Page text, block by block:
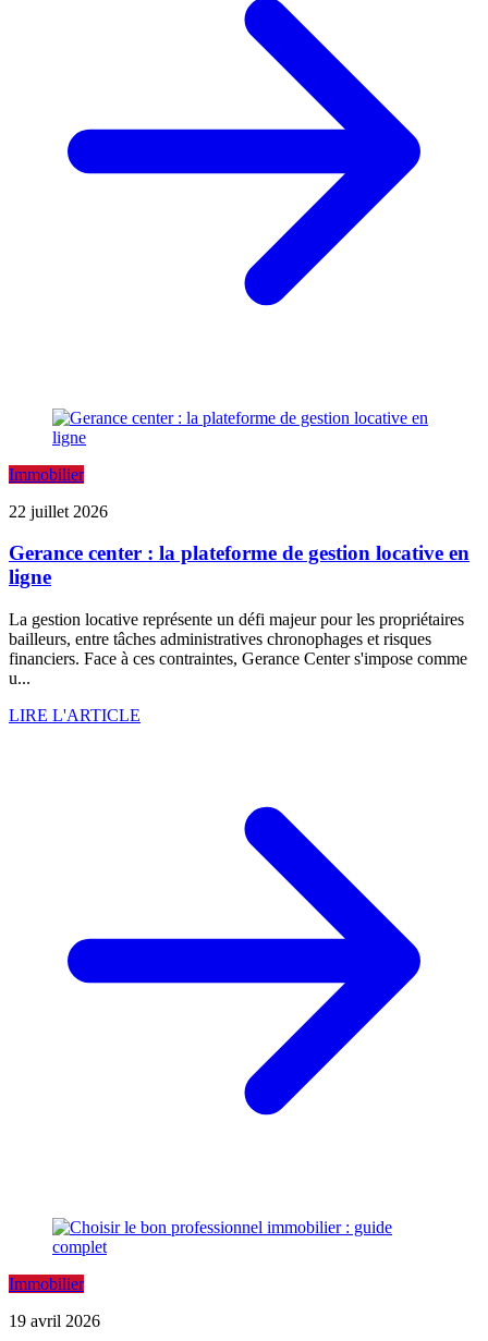
Immobilier
22 juillet 2026
Gerance center : la plateforme de gestion locative en
ligne
La gestion locative représente un défi majeur pour les propriétaires
bailleurs, entre tâches administratives chronophages et risques
financiers. Face à ces contraintes, Gerance Center s'impose comme
u...
LIRE L'ARTICLE
Immobilier
19 avril 2026